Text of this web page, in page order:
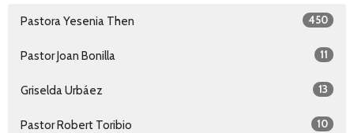
Pastora Yesenia Then 450
Pastor Joan Bonilla 11
Griselda Urbáez 13
Pastor Robert Toribio 10